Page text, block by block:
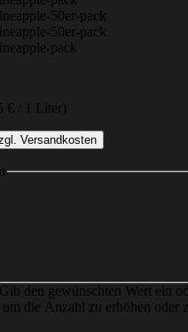
€ / 1 Liter)
Versandkosten
den gewünschten Wert ein
die Anzahl zu erhöhen oder